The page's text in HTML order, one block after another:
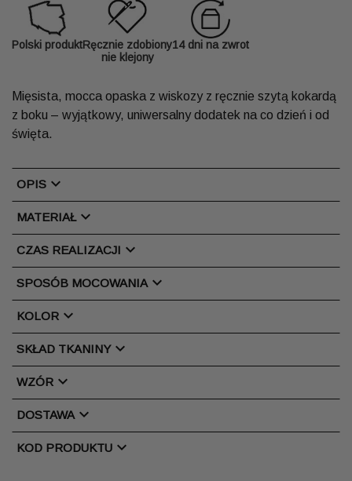
Polski produktRęcznie zdobiony
nie klejony
14 dni na zwrot
Mięsista, mocca opaska z wiskozy z ręcznie szytą kokardą
z boku – wyjątkowy, uniwersalny dodatek na co dzień i od
święta.
OPIS chevron_right
MATERIAŁchevron_right
CZAS REALIZACJI chevron_right
SPOSÓB MOCOWANIAchevron_right
KOLOR chevron_right
SKŁAD TKANINYchevron_right
WZÓR chevron_right
DOSTAWAchevron_right
KOD PRODUKTU chevron_right